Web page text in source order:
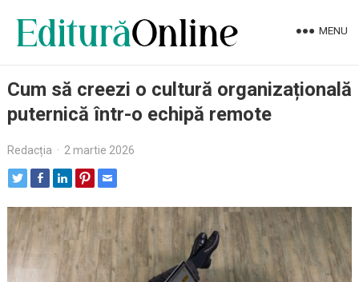
MENU
Cum să creezi o cultură organizațională
puternică într-o echipă remote
Redacția · 2 martie 2026